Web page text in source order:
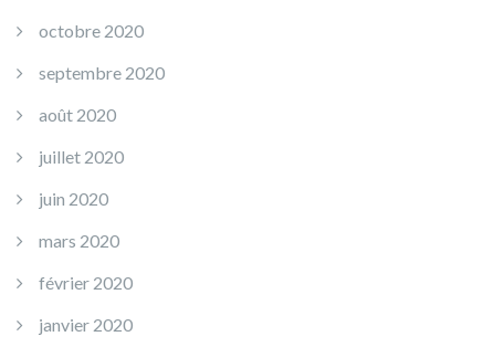
octobre 2020
septembre 2020
août 2020
juillet 2020
juin 2020
mars 2020
février 2020
janvier 2020